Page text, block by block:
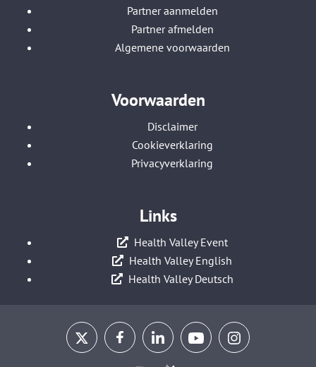
Partner aanmelden
Partner afmelden
Algemene voorwaarden
Voorwaarden
Disclaimer
Cookieverklaring
Privacyverklaring
Links
Health Valley Event
Health Valley English
Health Valley Deutsch